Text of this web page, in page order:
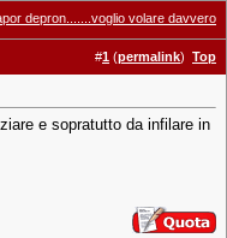
depron.......voglio volare davvero
#1 (permalink) Top
e sopratutto da infilare in